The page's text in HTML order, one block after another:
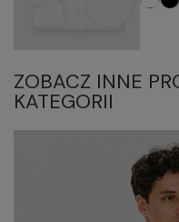
ZOBACZ INNE
KATEGORII